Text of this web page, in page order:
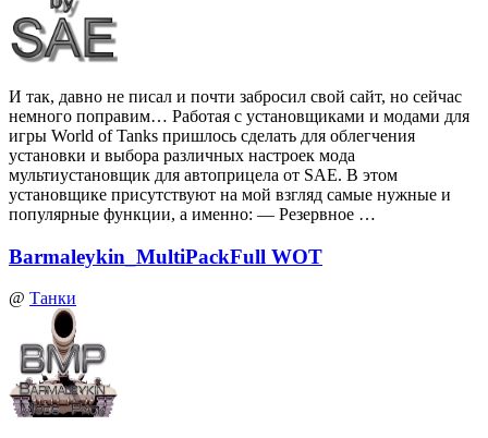
И так, давно не писал и почти забросил свой сайт, но сейчас
немного поправим… Работая с установщиками и модами для
игры World of Tanks пришлось сделать для облегчения
установки и выбора различных настроек мода
мультиустановщик для автоприцела от SAE. В этом
установщике присутствуют на мой взгляд самые нужные и
популярные функции, а именно: — Резервное …
Barmaleykin_MultiPackFull WOT
@ Танки